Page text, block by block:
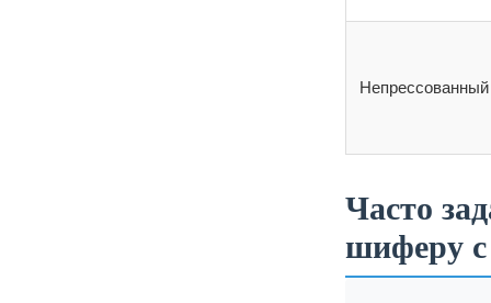
Непрессованный
Часто
шиферу с